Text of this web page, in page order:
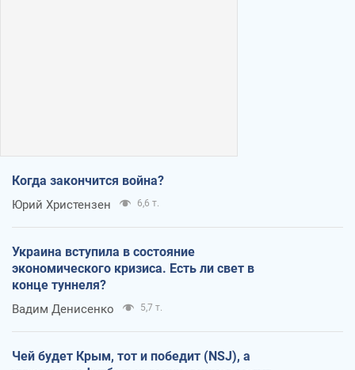
Когда закончится война?
Юрий Христензен 6,6 т.
Украина вступила в состояние
экономического кризиса. Есть ли свет в
конце туннеля?
Вадим Денисенко 5,7 т.
Чей будет Крым, тот и победит (NSJ), а